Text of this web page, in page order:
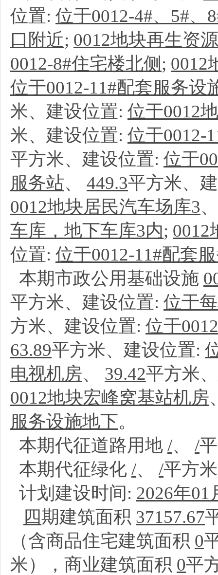
位置: 位于0012-4#、5#
口附近; 0012地块再生资
0012-8#住宅楼北侧 ; 0012
位于0012-11#配套服务设
米、建设位置: 位于0012
米、建设位置: 位于0012-
平方米、建设位置: 位于
服务站、 449.3平方米、
0012地块居民汽车场库3
车库，地下车库3内; 0012
位置: 位于0012-11#配套
本期市政公用基础设施
平方米、建设位置: 位于
方米、建设位置: 位于
63.89平方米、建设位置:
电视机房、 39.42平方米
0012地块宏峰窝基站机房
服务设施地下。
本期代征道路用地 /、 /
本期代征绿化 /、 /平方
计划建设时间: 2026年01
四期建筑面积 37157.67
（含商品住宅建筑面积 0
米），商业建筑面积 0平